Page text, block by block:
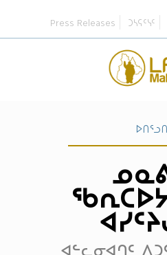
Press Releases ᑐᓴᕋᑦᓭᑦ
ᐊᓪᓚᓂᐊᒉᑦ